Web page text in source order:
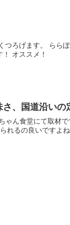
つろげます。 らら
オススメ！
さ、国道沿いの
ゃん食堂にて取材
れるの良いですよ